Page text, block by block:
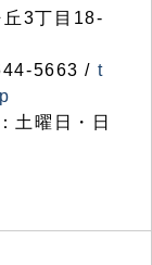
3丁目18-
5663 / t
土曜日・日